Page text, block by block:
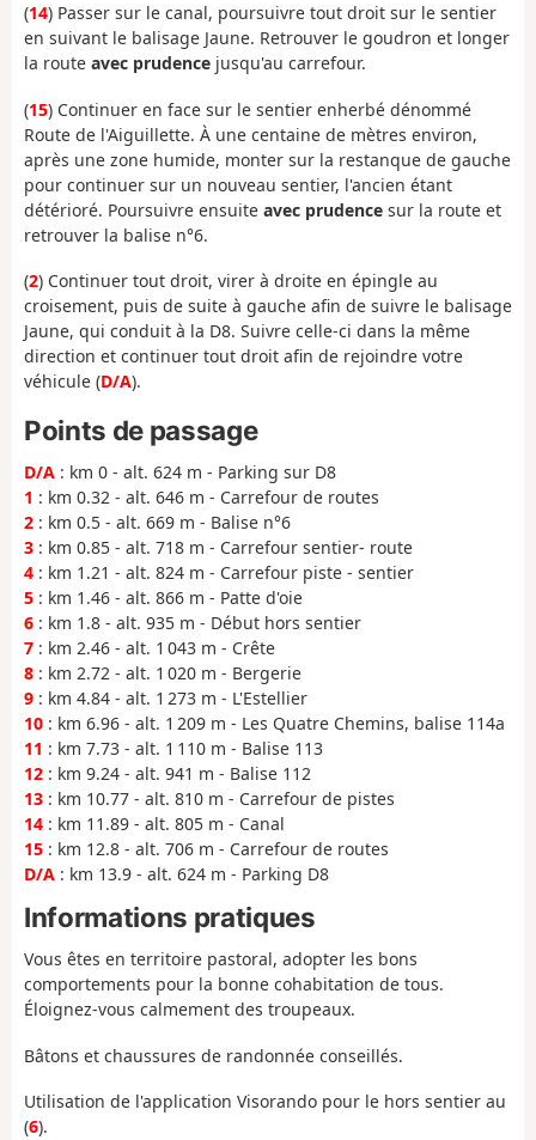
(14) Passer sur le canal, poursuivre tout droit sur le sentier
en suivant le balisage Jaune. Retrouver le goudron et longer
la route avec prudence jusqu'au carrefour.
(15) Continuer en face sur le sentier enherbé dénommé
Route de l'Aiguillette. À une centaine de mètres environ,
après une zone humide, monter sur la restanque de gauche
pour continuer sur un nouveau sentier, l'ancien étant
détérioré. Poursuivre ensuite avec prudence sur la route et
retrouver la balise n°6.
(2) Continuer tout droit, virer à droite en épingle au
croisement, puis de suite à gauche afin de suivre le balisage
Jaune, qui conduit à la D8. Suivre celle-ci dans la même
direction et continuer tout droit afin de rejoindre votre
véhicule (D/A).
Points de passage
D/A : km 0 - alt. 624 m - Parking sur D8
1 : km 0.32 - alt. 646 m - Carrefour de routes
2 : km 0.5 - alt. 669 m - Balise n°6
3 : km 0.85 - alt. 718 m - Carrefour sentier- route
4 : km 1.21 - alt. 824 m - Carrefour piste - sentier
5 : km 1.46 - alt. 866 m - Patte d'oie
6 : km 1.8 - alt. 935 m - Début hors sentier
7 : km 2.46 - alt. 1 043 m - Crête
8 : km 2.72 - alt. 1 020 m - Bergerie
9 : km 4.84 - alt. 1 273 m - L'Estellier
10 : km 6.96 - alt. 1 209 m - Les Quatre Chemins, balise 114a
11 : km 7.73 - alt. 1 110 m - Balise 113
12 : km 9.24 - alt. 941 m - Balise 112
13 : km 10.77 - alt. 810 m - Carrefour de pistes
14 : km 11.89 - alt. 805 m - Canal
15 : km 12.8 - alt. 706 m - Carrefour de routes
D/A : km 13.9 - alt. 624 m - Parking D8
Informations pratiques
Vous êtes en territoire pastoral, adopter les bons
comportements pour la bonne cohabitation de tous.
Éloignez-vous calmement des troupeaux.
Bâtons et chaussures de randonnée conseillés.
Utilisation de l'application Visorando pour le hors sentier au
(6).